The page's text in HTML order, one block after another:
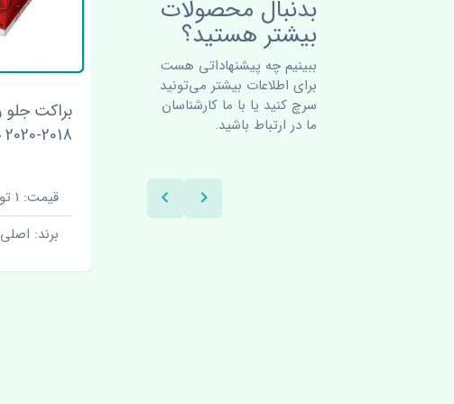
بدنبال محصولات
بیشتر هستید؟
ببینیم چه پیشنهاداتی هست
برای اطلاعات بیشتر می‌تونید
سرچ کنید یا با ما کارشناسان
ما در ارتباط باشید.
براکت جلو راست کیا سورنتو
2018-2020 چین
2020 اصلی
قیمت: 1 تومان
برند: اصلی